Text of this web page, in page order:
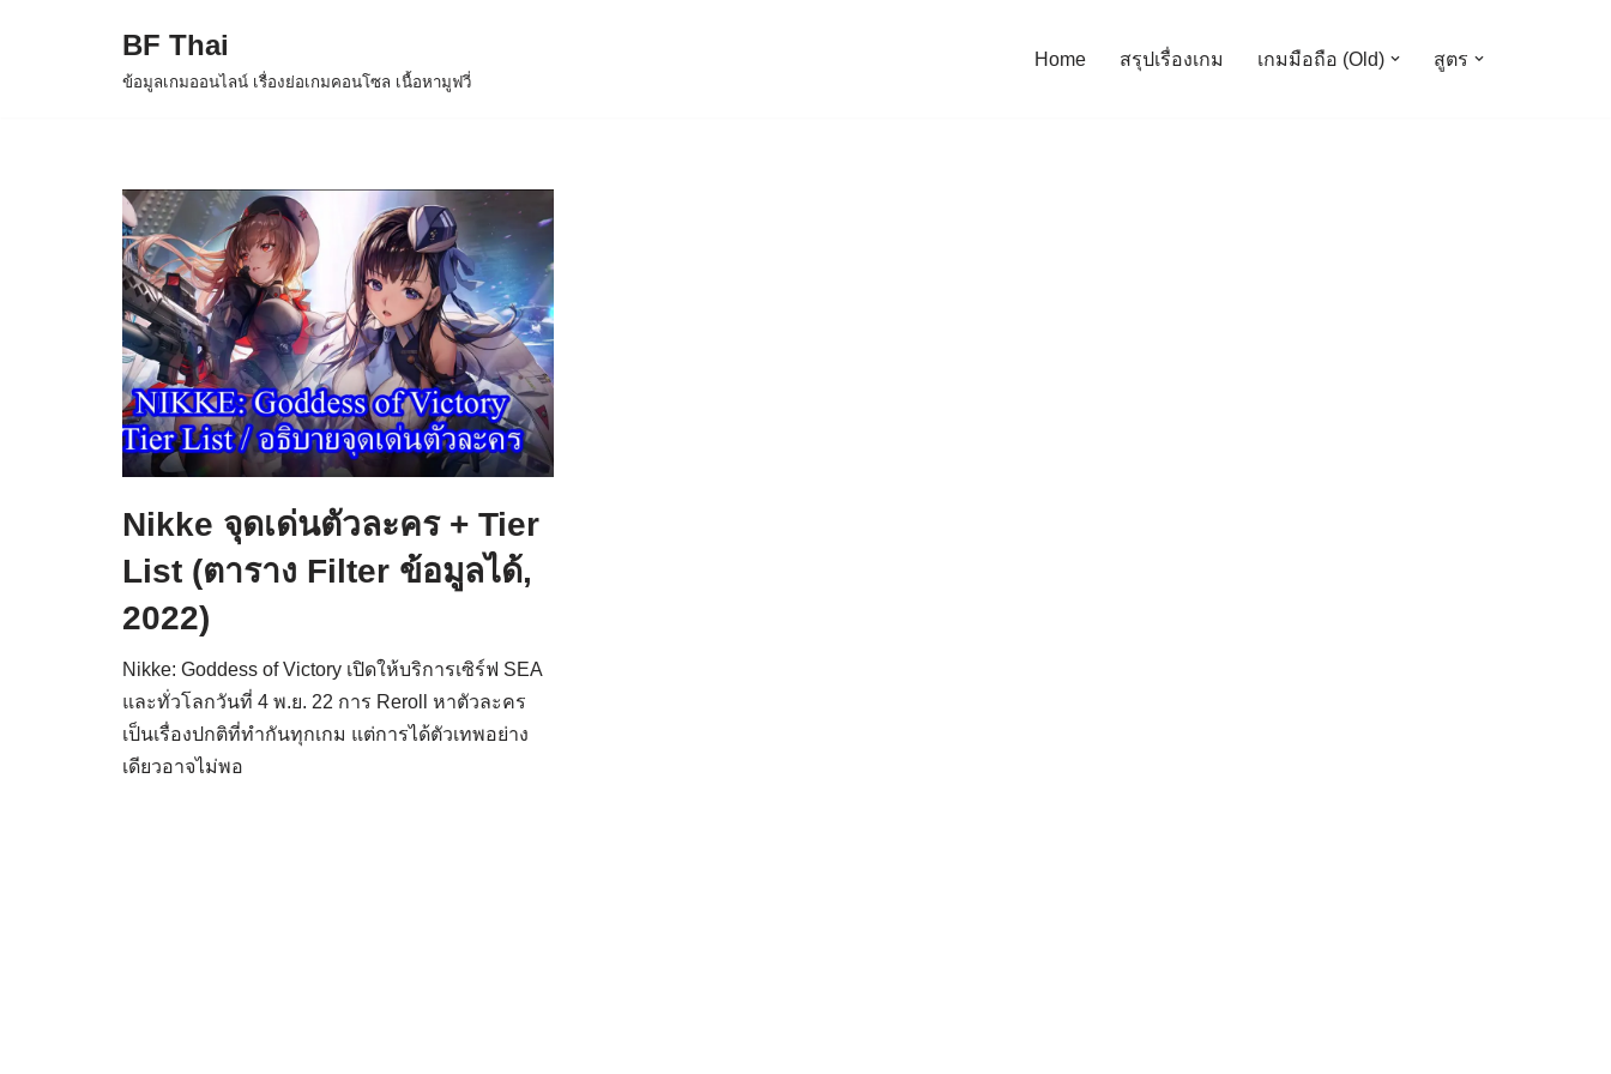
BF Thai
ข้อมูลเกมออนไลน์ เรื่องย่อเกมคอนโซล เนื้อหามูฟวี่
Home สรุปเรื่องเกม เกมมือถือ (Old) สูตร
Nikke จุดเด่นตัวละคร + Tier
List (ตาราง Filter ข้อมูลได้,
2022)
Nikke: Goddess of Victory เปิดให้บริการเซิร์ฟ SEA
และทั่วโลกวันที่ 4 พ.ย. 22 การ Reroll หาตัวละคร
เป็นเรื่องปกติที่ทำกันทุกเกม แต่การได้ตัวเทพอย่าง
เดียวอาจไม่พอ